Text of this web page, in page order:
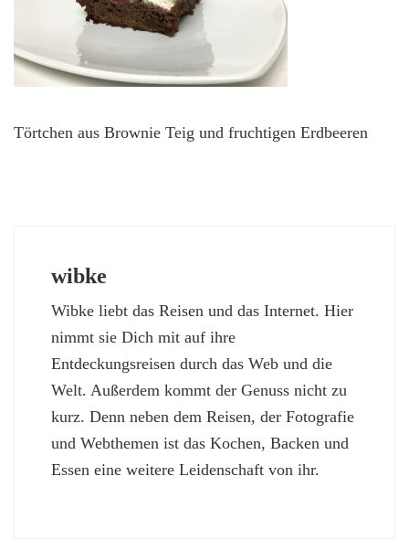
Törtchen aus Brownie Teig und fruchtigen Erdbeeren
wibke
Wibke liebt das Reisen und das Internet. Hier
nimmt sie Dich mit auf ihre
Entdeckungsreisen durch das Web und die
Welt. Außerdem kommt der Genuss nicht zu
kurz. Denn neben dem Reisen, der Fotografie
und Webthemen ist das Kochen, Backen und
Essen eine weitere Leidenschaft von ihr.